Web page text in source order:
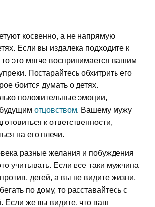
косвенно, а не напрямую
Если вы издалека подходите к
то это мягче воспринимается вашим
Постарайтесь обхитрить его
боится думать о детях.
положительные эмоции,
отцовством. Вашему мужу
к ответственности,
на его плечи.
разные желания и побуждения
учитывать. Если все-таки мужчина
против, детей, а вы не видите жизни,
по дому, то расставайтесь с
Если же вы видите, что ваш